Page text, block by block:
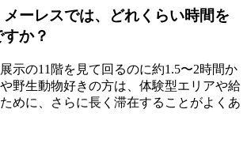
ーレスでは、どれくらい時間を
か？
示の11階を見て回るのに約1.5〜2時間か
野生動物好きの方は、体験型エリアや給
めに、さらに長く滞在することがよくあ